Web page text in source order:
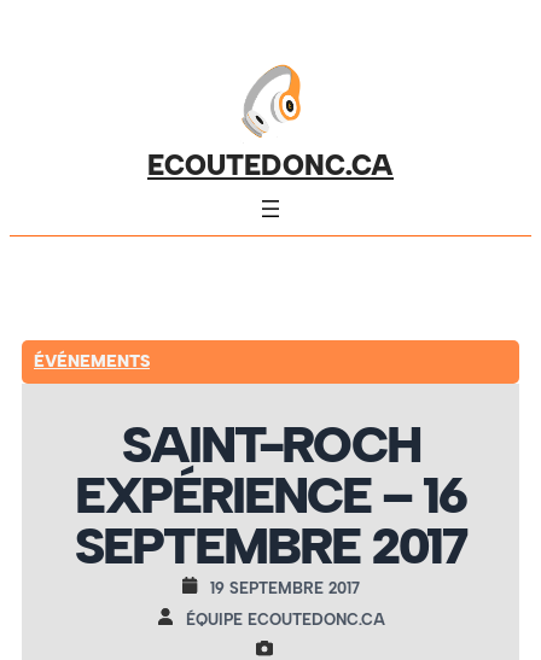
ECOUTEDONC.CA
ÉVÉNEMENTS
SAINT-ROCH
EXPÉRIENCE – 16
SEPTEMBRE 2017
19 SEPTEMBRE 2017
ÉQUIPE ECOUTEDONC.CA